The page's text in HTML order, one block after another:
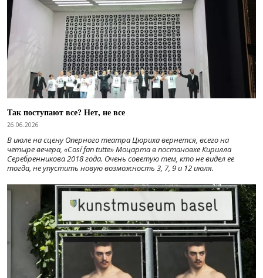
Так поступают все? Нет, не все
26.06.2026
В июле на сцену Оперного театра Цюриха вернется, всего на
четыре вечера, «Cosí fan tutte» Моцарта в постановке Кирилла
Серебренникова 2018 года. Очень советую тем, кто не видел ее
тогда, не упустить новую возможность 3, 7, 9 и 12 июля.